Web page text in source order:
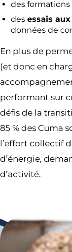
des formations
des essais
données de
En plus de
(et donc en
performant sur
défis de la
85 % des Cuma
l’effort collectif
d’énergie,
d’activité.